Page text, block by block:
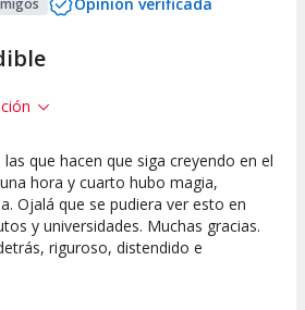
10
en
Escena
10
Interpretación
artística
que hacen que siga creyendo en el
hora y cuarto hubo magia,
Ojalá que se pudiera ver esto en
y universidades. Muchas gracias.
riguroso, distendido e